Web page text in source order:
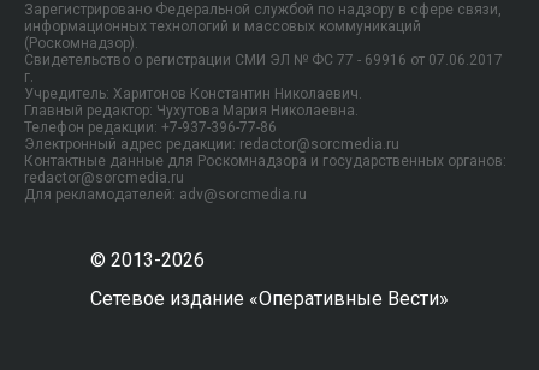
Зарегистрировано Федеральной службой по надзору в сфере связи,
информационных технологий и массовых коммуникаций
(Роскомнадзор).
Свидетельство о регистрации СМИ ЭЛ № ФС 77 - 69916 от 07.06.2017
г.
Учредитель: Харитонов Константин Николаевич.
Главный редактор: Чухутова Мария Николаевна.
Телефон редакции: +7-937-396-77-86
Электронный адрес редакции: redactor@sorcmedia.ru
Контактные данные для Роскомнадзора и государственных органов:
redactor@sorcmedia.ru
Для рекламодателей: adv@sorcmedia.ru
© 2013-2026
Сетевое издание «Оперативные Вести»